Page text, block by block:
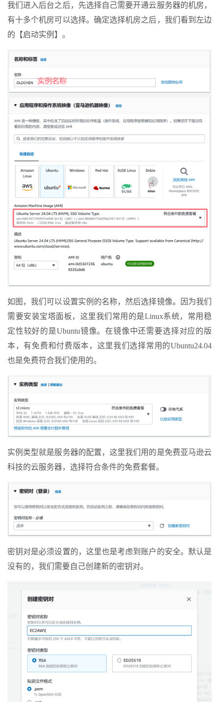
我们进入后台之后，先选择自己需要开通云服务器的机房，
有十多个机房可以选择。确定选择机房之后，我们看到左边
的【启动实例】。
如图，我们可以设置实例的名称，然后选择镜像。因为我们
需要安装宝塔面板，这里我们常用的是Linux系统，常用稳
定性较好的是Ubuntu镜像。在镜像中还需要选择对应的版
本，有免费和付费版本，这里我们选择常用的Ubuntu24.04
也是免费符合我们使用的。
实例类型就是服务器的配置，这里我们用的是免费亚马逊云
科技的云服务器，选择符合条件的免费套餐。
密钥对是必须设置的，这里也是考虑到账户的安全。默认是
没有的，我们需要自己创建新的密钥对。